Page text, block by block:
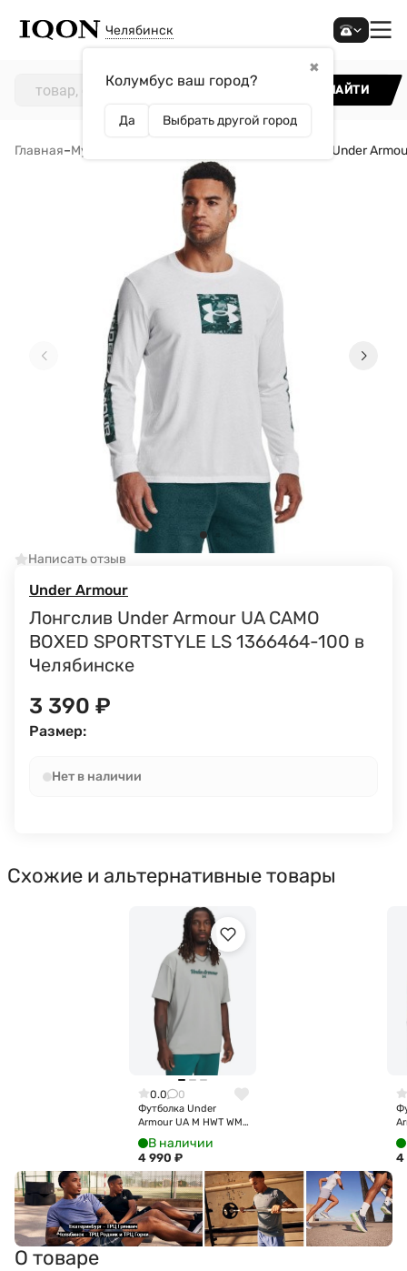
Челябинск
✖
Колумбус ваш город?
Да Выбрать другой город
НАЙТИ
Главная–Мужчинам Лонгслив Under
Написать отзыв
Under Armour
Лонгслив Under Armour UA CAMO
BOXED SPORTSTYLE LS 1366464-100 в
Челябинске
3 390 ₽
Размер:
Нет в наличии
Схожие и альтернативные товары
0.0 0
Футболка Under
Armour UA M HWT WM
SS 6009266-069
В наличии
4 990 ₽ 4
О товаре